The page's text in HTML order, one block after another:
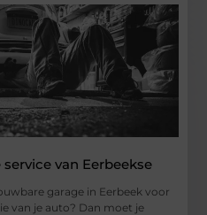
van Eerbeekse
garage in Eerbeek voor
van je auto? Dan moet je